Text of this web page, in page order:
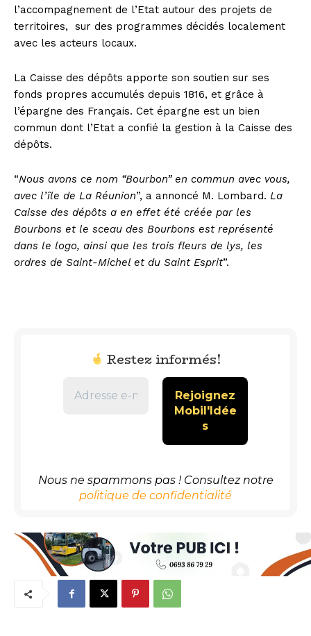
l’accompagnement de l’Etat autour des projets de
territoires, sur des programmes décidés localement
avec les acteurs locaux.
La Caisse des dépôts apporte son soutien sur ses
fonds propres accumulés depuis 1816, et grâce à
l’épargne des Français. Cet épargne est un bien
commun dont l’Etat a confié la gestion à la Caisse des
dépôts.
“Nous avons ce nom “Bourbon” en commun avec vous,
avec l’île de La Réunion”, a annoncé M. Lombard. La
Caisse des dépôts a en effet été créée par les
Bourbons et le sceau des Bourbons est représenté
dans le logo, ainsi que les trois fleurs de lys, les
ordres de Saint-Michel et du Saint Esprit”.
Restez informés!
Nous ne spammons pas ! Consultez notre
politique de confidentialité